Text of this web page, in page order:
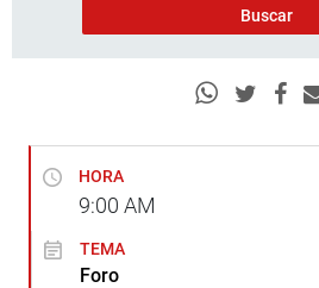
HORA
9:00 AM
TEMA
Foro